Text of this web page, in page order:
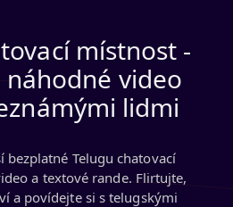
místnost -
náhodné video
lidmi
bezplatné Telugu chatovací
a textové rande. Flirtujte,
a povídejte si s telugskými